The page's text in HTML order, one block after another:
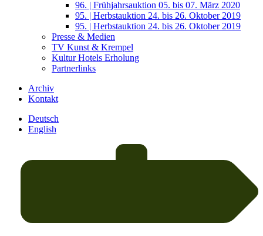
96. | Frühjahrsauktion 05. bis 07. März 2020
95. | Herbstauktion 24. bis 26. Oktober 2019
95. | Herbstauktion 24. bis 26. Oktober 2019
Presse & Medien
TV Kunst & Krempel
Kultur Hotels Erholung
Partnerlinks
Archiv
Kontakt
Deutsch
English